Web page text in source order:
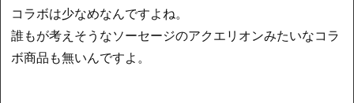
コラボは少なめなんですよね。
誰もが考えそうなソーセージのアクエリオンみたいなコラ
ボ商品も無いんですよ。